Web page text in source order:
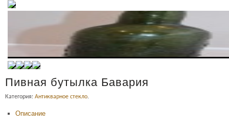
Пивная бутылка Бавария
Категория: Антикварное стекло.
Описание